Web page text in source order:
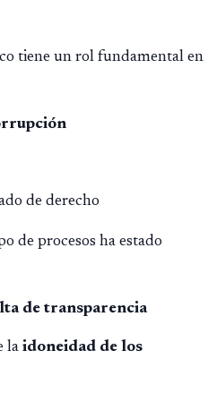
tiene un rol fundamental en
de derecho
de procesos ha estado
de transparencia
la idoneidad de los